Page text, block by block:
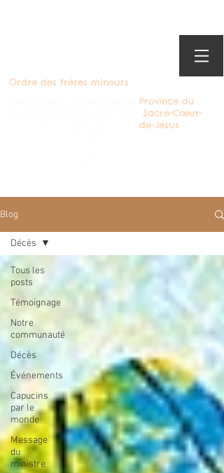
Ordre des frères mineurs
Province du
Sacré-Cœur-
de-Jésus
Blog
Tous les
posts
Témoignage
Notre
communauté
Décès
Événements
Capucins
par le
monde
Message
du
ministre
Décès